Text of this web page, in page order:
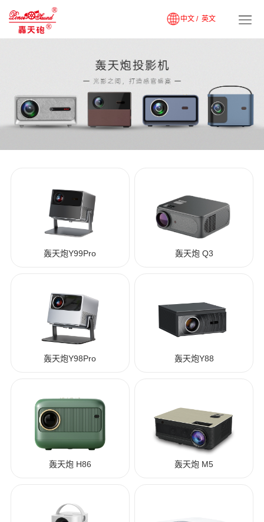
英文
中文 /
轰天炮Y99Pro 轰天炮 Q3
轰天炮Y98Pro 轰天炮Y88
轰天炮 H86 轰天炮 M5